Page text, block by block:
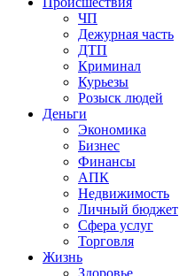
ЧП
Дежурная часть
ДТП
Криминал
Курьезы
Розыск людей
Деньги
Экономика
Бизнес
Финансы
АПК
Недвижимость
Личный бюджет
Сфера услуг
Торговля
Жизнь
Здоровье